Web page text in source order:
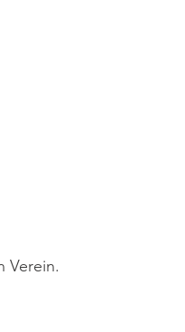
Verein.